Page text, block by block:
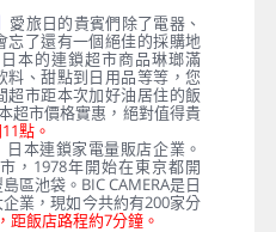
愛旅日的貴賓們除了電器、
了還有一個絕佳的採購地
本的連鎖超市商品琳瑯滿
料、甜點到日用品等等，您
市距本次加好油居住的飯
超市價格實惠，絕對值得貴
點。
日本連鎖家電量販店企業。
，1978年開始在東京都開
區池袋。BIC CAMERA是日
業，現如今共約有200家分
飯店路程約7分鐘。